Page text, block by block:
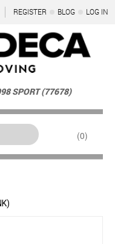
REGISTER BLOG LOG IN
SPORT (77678)
0